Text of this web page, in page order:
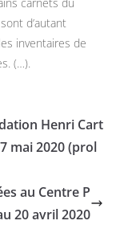
d’autant
inventaires de
(…).
Henri Cart
mai 2020 (prol
au Centre P
20 avril 2020